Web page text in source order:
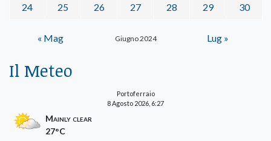
Giugno 2024
24 25 26 27 28 29 30
« Mag Lug »
Il Meteo
Portoferraio
8 Agosto 2026, 6:27
Mainly clear
27°C